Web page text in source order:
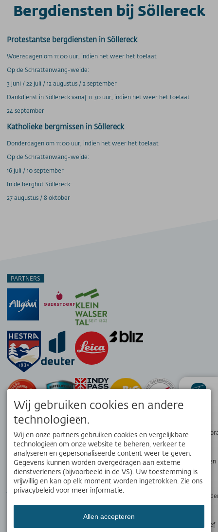
Bergdiensten bij Söllereck
Protestantse bergdiensten in Söllereck
Woensdagen om 11:00 uur, indien het weer het toelaat
Op de Schrattenwang-weide:
3 juni / 22 juli / 12 augustus / 2 september
Dankdienst in Söllereck vanaf 11:30 uur, indien het weer het toelaat
24 september
Katholieke bergmissen in Söllereck
Donderdagen om 11:00 uur, indien het weer het toelaat
Op de Schrattenwang-weide:
16 juli / 10 september
In de berghut Söllereck:
27 augustus / 8 oktober
Webcams en
weer
Nieuwsbrief
PARTNERS
APP
Jouw lokale reisgenoot. Download de gratis OK Bergbahnen app!
SOCIALE MEDIA
Wij gebruiken cookies en andere
technologieën.
Wij en onze partners gebruiken cookies en vergelijkbare
technologieën om onze website te beheren, verkeer te
analyseren en gepersonaliseerde content weer te geven.
Gegevens kunnen worden overgedragen aan externe
dienstverleners (bijvoorbeeld in de VS). Uw toestemming is
vrijwillig en kan op elk moment worden ingetrokken. Zie ons
privacybeleid voor meer informatie.
Allen accepteren